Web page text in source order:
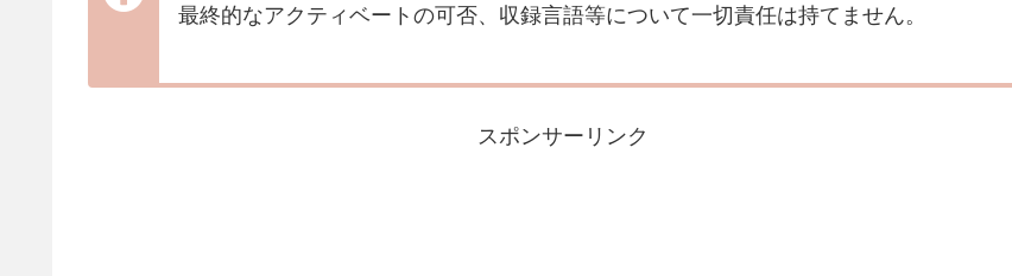
最終的なアクティベートの可否、収録言語等について一切責任は持てません。
スポンサーリンク